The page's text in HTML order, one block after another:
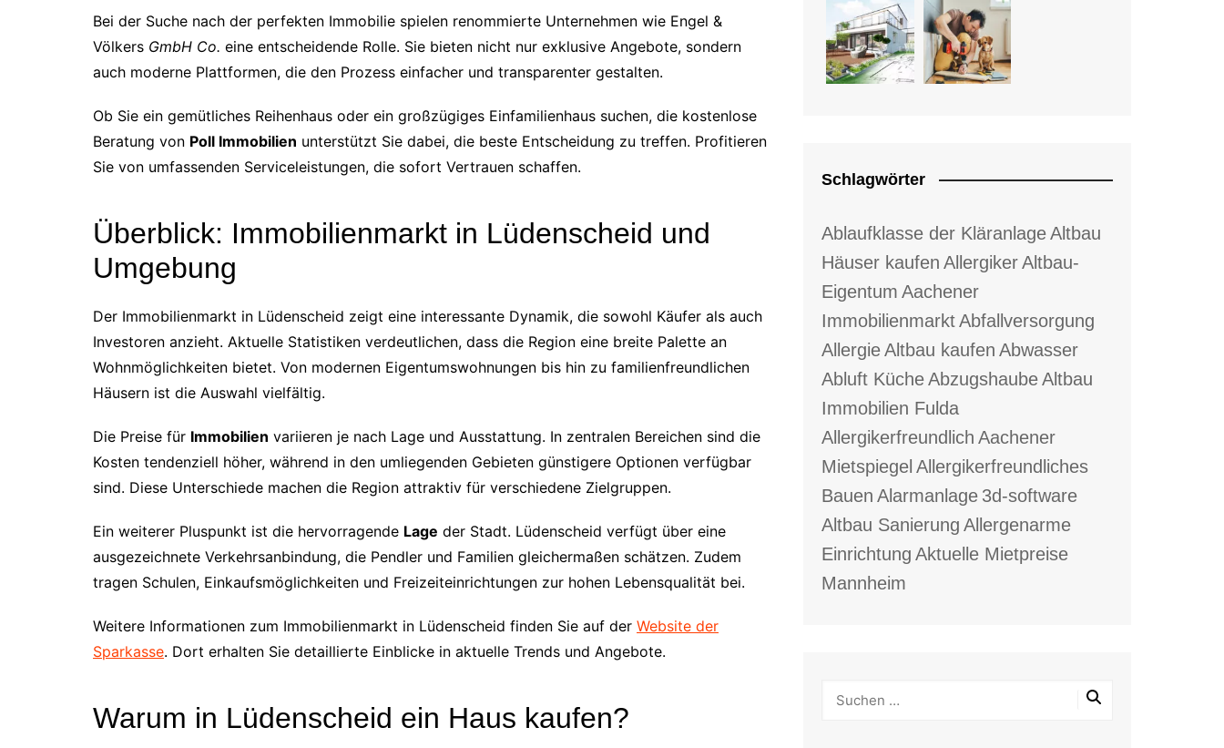
Bei der Suche nach der perfekten Immobilie spielen renommierte Unternehmen wie Engel &
Völkers GmbH Co. eine entscheidende Rolle. Sie bieten nicht nur exklusive Angebote, sondern
auch moderne Plattformen, die den Prozess einfacher und transparenter gestalten.
Ob Sie ein gemütliches Reihenhaus oder ein großzügiges Einfamilienhaus suchen, die kostenlose
Beratung von Poll Immobilien unterstützt Sie dabei, die beste Entscheidung zu treffen. Profitieren
Sie von umfassenden Serviceleistungen, die sofort Vertrauen schaffen.
Überblick: Immobilienmarkt in Lüdenscheid und
Umgebung
Der Immobilienmarkt in Lüdenscheid zeigt eine interessante Dynamik, die sowohl Käufer als auch
Investoren anzieht. Aktuelle Statistiken verdeutlichen, dass die Region eine breite Palette an
Wohnmöglichkeiten bietet. Von modernen Eigentumswohnungen bis hin zu familienfreundlichen
Häusern ist die Auswahl vielfältig.
Die Preise für Immobilien variieren je nach Lage und Ausstattung. In zentralen Bereichen sind die
Kosten tendenziell höher, während in den umliegenden Gebieten günstigere Optionen verfügbar
sind. Diese Unterschiede machen die Region attraktiv für verschiedene Zielgruppen.
Ein weiterer Pluspunkt ist die hervorragende Lage der Stadt. Lüdenscheid verfügt über eine
ausgezeichnete Verkehrsanbindung, die Pendler und Familien gleichermaßen schätzen. Zudem
tragen Schulen, Einkaufsmöglichkeiten und Freizeiteinrichtungen zur hohen Lebensqualität bei.
Weitere Informationen zum Immobilienmarkt in Lüdenscheid finden Sie auf der Website der
Sparkasse. Dort erhalten Sie detaillierte Einblicke in aktuelle Trends und Angebote.
Warum in Lüdenscheid ein Haus kaufen?
Schlagwörter
Ablaufklasse der KläranlageAltbau
Häuser kaufen AllergikerAltbau-
Eigentum Aachener
ImmobilienmarktAbfallversorgung
AllergieAltbau kaufen Abwasser
Abluft KücheAbzugshaubeAltbau
Immobilien Fulda
Allergikerfreundlich Aachener
Mietspiegel Allergikerfreundliches
Bauen Alarmanlage 3d-software
Altbau Sanierung Allergenarme
Einrichtung Aktuelle Mietpreise
Mannheim